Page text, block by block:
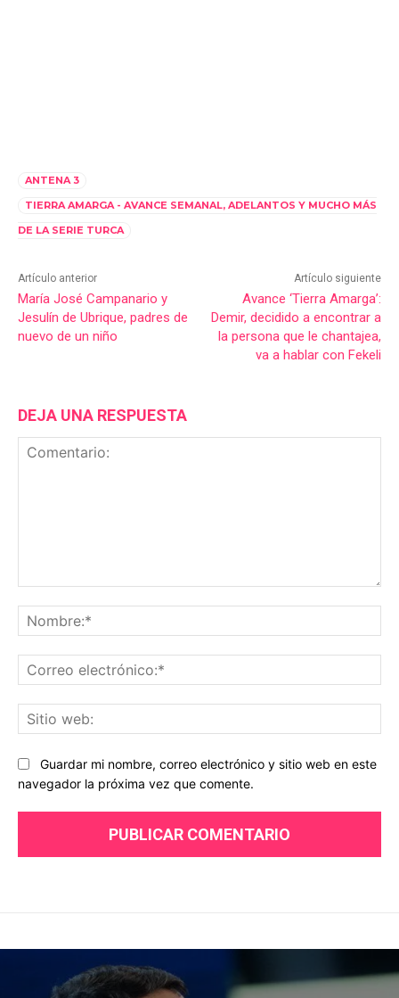
ANTENA 3
TIERRA AMARGA - AVANCE SEMANAL, ADELANTOS Y MUCHO MÁS
DE LA SERIE TURCA
Artículo anterior
María José Campanario y
Jesulín de Ubrique, padres de
nuevo de un niño
Artículo siguiente
Avance ‘Tierra Amarga’:
Demir, decidido a encontrar a
la persona que le chantajea,
va a hablar con Fekeli
DEJA UNA RESPUESTA
Guardar mi nombre, correo electrónico y sitio web en este
navegador la próxima vez que comente.